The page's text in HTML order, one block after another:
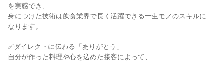
を実感でき、
身につけた技術は飲食業界で長く活躍できる一生モノのスキルに
なります。
✅ダイレクトに伝わる「ありがとう」
自分が作った料理や心を込めた接客によって、